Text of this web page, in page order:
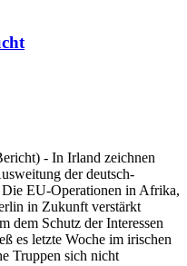
- In Irland zeichnen
der deutsch-
EU-Operationen in Afrika,
in Zukunft verstärkt
dem Schutz der Interessen
es letzte Woche im irischen
Truppen sich nicht